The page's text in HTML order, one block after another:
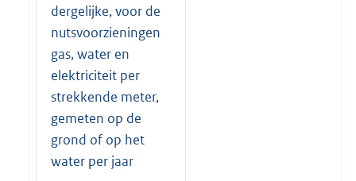
dergelijke, voor de
nutsvoorzieningen
gas, water en
elektriciteit per
strekkende meter,
gemeten op de
grond of op het
water per jaar